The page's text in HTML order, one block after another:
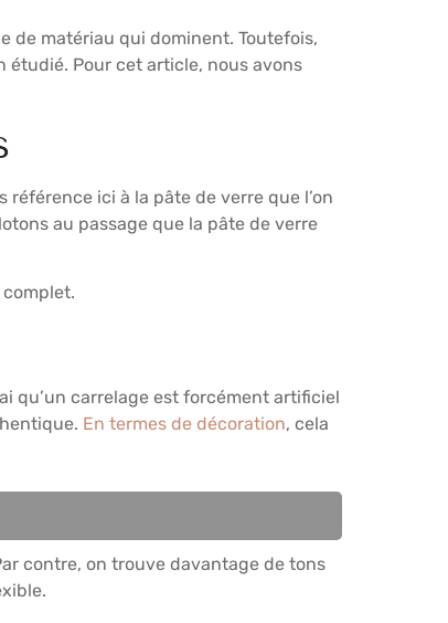
de matériau qui dominent. Toutefois,
Pour cet article, nous avons
ici à la pâte de verre que l’on
au passage que la pâte de verre
qu’un carrelage est forcément artificiel
En termes de décoration, cela
contre, on trouve davantage de tons